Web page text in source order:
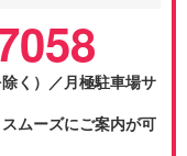
く）／月極駐車場サ
ムーズにご案内が可